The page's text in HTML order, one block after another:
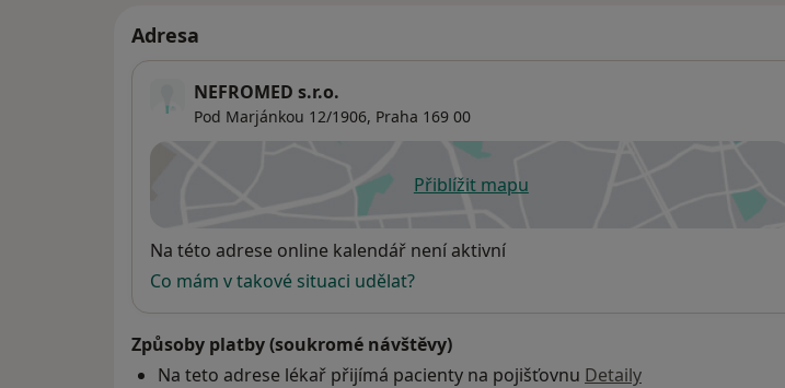
Adresa
NEFROMED s.r.o.
Pod Marjánkou 12/1906, Praha 169 00
Přiblížit mapuse otevře v nové záložce
Dostupnost
Na této adrese online kalendář není aktivní
Co mám v takové situaci udělat?
Způsoby platby (soukromé návštěvy)
Na teto adrese lékař přijímá pacienty na pojišťovnu Detaily